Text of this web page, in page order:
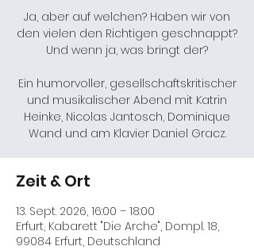
Ja, aber auf welchen? Haben wir von
den vielen den Richtigen geschnappt?
Und wenn ja, was bringt der?
Ein humorvoller, gesellschaftskritischer
und musikalischer Abend mit Katrin
Heinke, Nicolas Jantosch, Dominique
Wand und am Klavier Daniel Gracz.
Zeit & Ort
13. Sept. 2026, 16:00 – 18:00
Erfurt, Kabarett "Die Arche", Dompl. 18,
99084 Erfurt, Deutschland